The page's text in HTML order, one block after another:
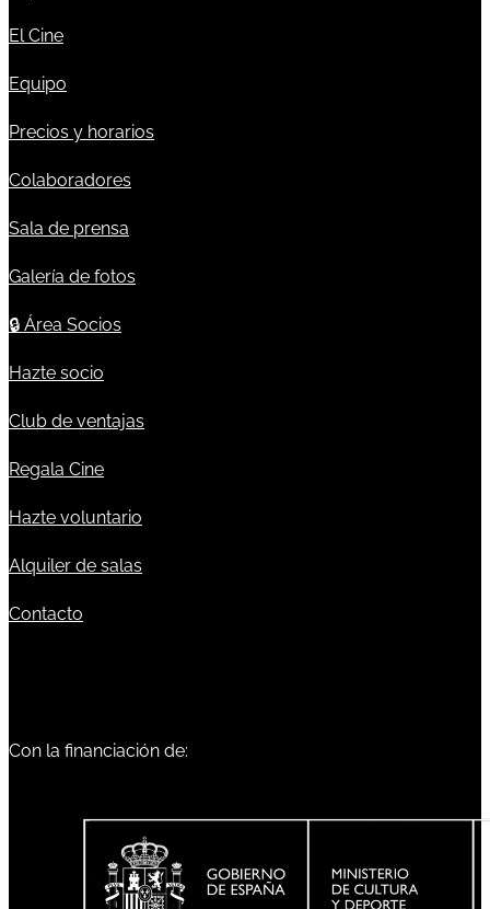
El Cine
Equipo
Precios y horarios
Colaboradores
Sala de prensa
Galería de fotos
🔒 Área Socios
Hazte socio
Club de ventajas
Regala Cine
Hazte voluntario
Alquiler de salas
Contacto
Con la financiación de: